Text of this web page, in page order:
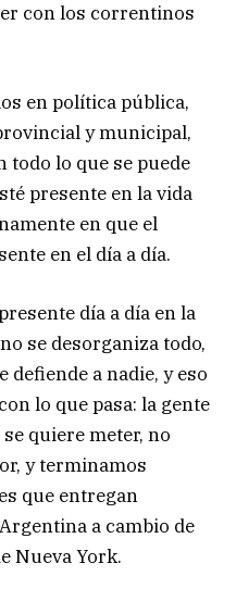
con los correntinos
en política pública,
y municipal,
todo lo que se puede
presente en la vida
en que el
en el día a día.
día a día en la
se desorganiza todo,
defiende a nadie, y eso
lo que pasa: la gente
quiere meter, no
y terminamos
que entregan
a cambio de
Nueva York.